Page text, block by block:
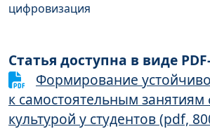
цифровизация
Статья доступна в виде
Формирование
к самостоятельным занятиям
культурой у студентов (pdf,